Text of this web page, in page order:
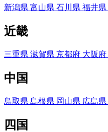
新潟県 富山県 石川県 福井県
近畿
三重県 滋賀県 京都府 大阪府
中国
鳥取県 島根県 岡山県 広島県
四国